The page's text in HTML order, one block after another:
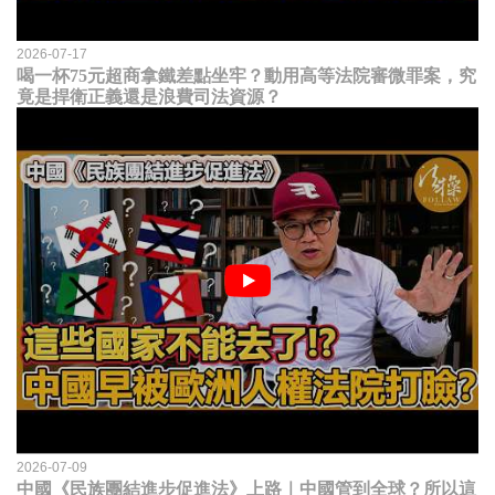
2026-07-17
喝一杯75元超商拿鐵差點坐牢？動用高等法院審微罪案，究
竟是捍衛正義還是浪費司法資源？
2026-07-09
中國《民族團結進步促進法》上路｜中國管到全球？所以這